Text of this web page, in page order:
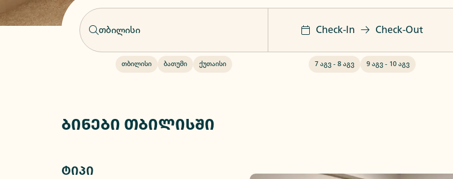
თბილისი ბათუმი ქუთაისი
Check-In Check-Out
7 აგვ - 8 აგვ 9 აგვ - 10 აგვ
ბინები თბილისში
Ტიპი